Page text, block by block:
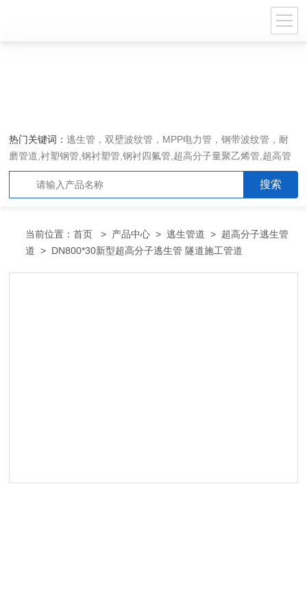
热门关键词：逃生管，双壁波纹管，MPP电力管，钢带波纹管，耐
磨管道,衬塑钢管,钢衬塑管,钢衬四氟管,超高分子量聚乙烯管,超高管
当前位置：首页 > 产品中心 >逃生管道 > 超高分子逃生管
道 > DN800*30新型超高分子逃生管 隧道施工管道